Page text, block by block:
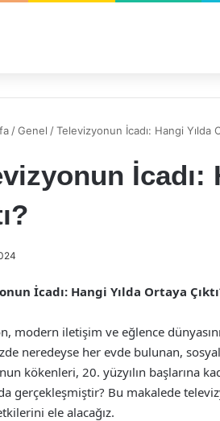
/Genel /Televizyonun İcadı: Hangi Yılda
İcadı:
İcadı: Hangi Yılda Ortaya
modern iletişim ve eğlence
neredeyse her evde bulunan,
kökenleri, 20. yüzyılın başlarına
gerçekleşmiştir? Bu makalede
ele alacağız.